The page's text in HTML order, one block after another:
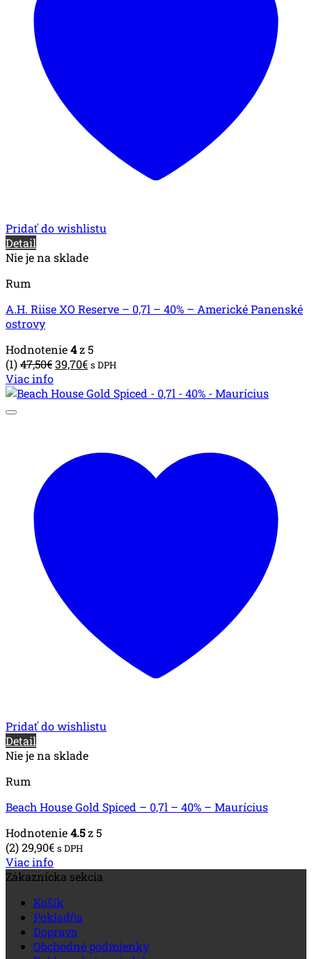
Pridať do wishlistu
Detail
Nie je na sklade
Rum
A.H. Riise XO Reserve – 0,7l – 40% – Americké Panenské
ostrovy
Hodnotenie4z 5
(1)47,50€Pôvodná
bola:
39,70€Aktuálna
je:
s DPH
Viac info
Pridať do wishlistu
Detail
Nie je na sklade
Rum
Beach House Gold Spiced – 0,7l – 40% – Maurícius
Hodnotenie4.5z 5
(2)29,90€ s DPH
Viac info
Zákaznícka sekcia
Košík
Pokladňa
Doprava
Obchodné podmienky